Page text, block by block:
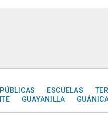
ESCUELAS
GUAYANILLA GUÁNICA